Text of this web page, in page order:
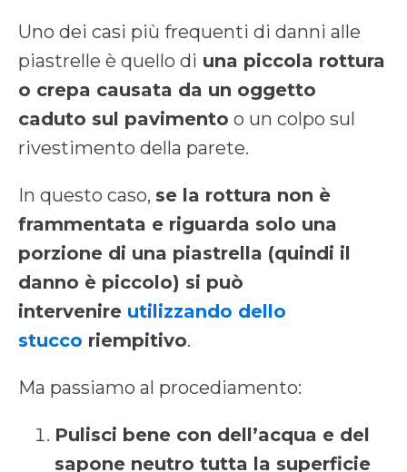
Uno dei casi più frequenti di danni alle
piastrelle è quello di una piccola rottura
o crepa causata da un oggetto
caduto sul pavimento o un colpo sul
rivestimento della parete.
In questo caso, se la rottura non è
frammentata e riguarda solo una
porzione di una piastrella (quindi il
danno è piccolo) si può
intervenire utilizzando dello
stucco riempitivo.
Ma passiamo al procediamento:
Pulisci bene con dell’acqua e del
sapone neutro tutta la superficie